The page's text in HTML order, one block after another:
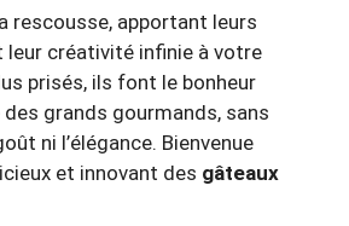
rescousse, apportant leurs
leur créativité infinie à votre
prisés, ils font le bonheur
grands gourmands, sans
ni l’élégance. Bienvenue
et innovant des gâteaux